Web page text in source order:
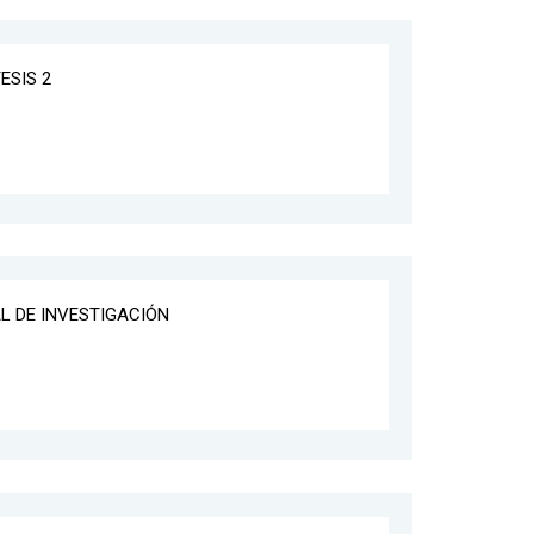
2
DE INVESTIGACIÓN